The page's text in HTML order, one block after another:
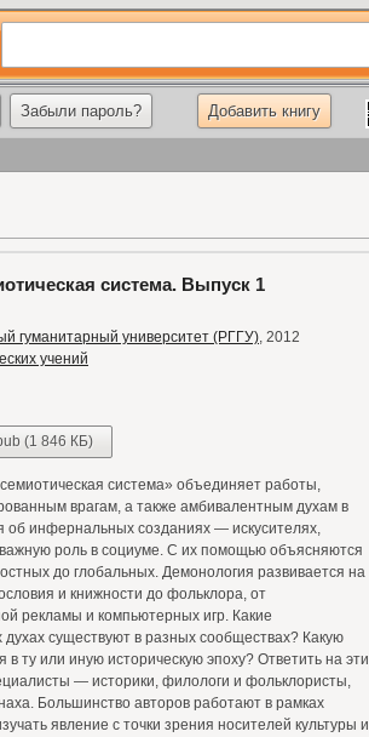
Забыли пароль? Добавить книгу
система. Выпуск 1
гуманитарный университет (РГГУ), 2012
учений
(1 846 КБ)
система» объединяет работы,
врагам, а также амбивалентным духам в
об инфернальных созданиях — искусителях,
роль в социуме. С их помощью объясняются
до глобальных. Демонология развивается на
и книжности до фольклора, от
рекламы и компьютерных игр. Какие
существуют в разных сообществах? Какую
ту или иную историческую эпоху? Ответить на эти
— историки, филологи и фольклористы,
Большинство авторов работают в рамках
явление с точки зрения носителей культуры и